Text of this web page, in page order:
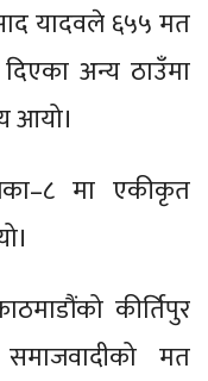
यादवले ६५५ मत
दिएका अन्य ठाउँमा
आयो।
मा एकीकृत
कीर्तिपुर
मत